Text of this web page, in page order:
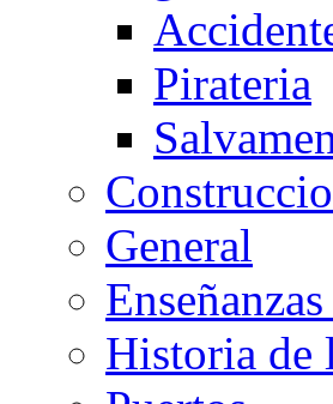
Pirateria
General
Historia